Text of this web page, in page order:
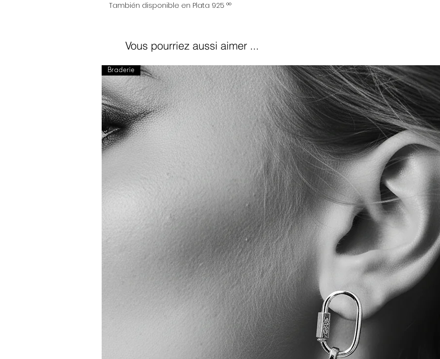
También disponible en Plata 925 °°
Vous pourriez aussi aimer ...
Braderie